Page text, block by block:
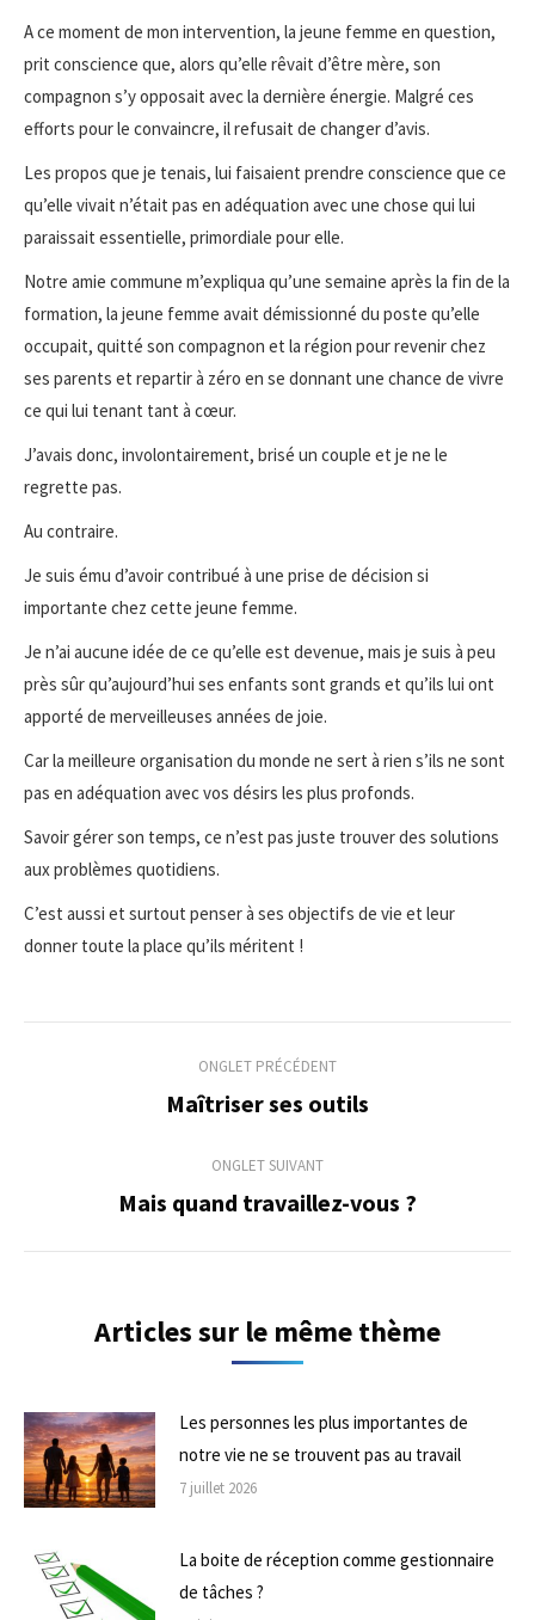
A ce moment de mon intervention, la jeune femme en question,
prit conscience que, alors qu’elle rêvait d’être mère, son
compagnon s’y opposait avec la dernière énergie. Malgré ces
efforts pour le convaincre, il refusait de changer d’avis.
Les propos que je tenais, lui faisaient prendre conscience que ce
qu’elle vivait n’était pas en adéquation avec une chose qui lui
paraissait essentielle, primordiale pour elle.
Notre amie commune m’expliqua qu’une semaine après la fin de la
formation, la jeune femme avait démissionné du poste qu’elle
occupait, quitté son compagnon et la région pour revenir chez
ses parents et repartir à zéro en se donnant une chance de vivre
ce qui lui tenant tant à cœur.
J’avais donc, involontairement, brisé un couple et je ne le
regrette pas.
Au contraire.
Je suis ému d’avoir contribué à une prise de décision si
importante chez cette jeune femme.
Je n’ai aucune idée de ce qu’elle est devenue, mais je suis à peu
près sûr qu’aujourd’hui ses enfants sont grands et qu’ils lui ont
apporté de merveilleuses années de joie.
Car la meilleure organisation du monde ne sert à rien s’ils ne sont
pas en adéquation avec vos désirs les plus profonds.
Savoir gérer son temps, ce n’est pas juste trouver des solutions
aux problèmes quotidiens.
C’est aussi et surtout penser à ses objectifs de vie et leur
donner toute la place qu’ils méritent !
commentaire
ONGLET PRÉCÉDENT
Onglet
Maîtriser ses outils
ONGLET SUIVANT
Onglet
Mais quand travaillez-vous ?
Articles sur le même thème
Les personnes les plus importantes de
notre vie ne se trouvent pas au travail
7 juillet 2026
La boite de réception comme gestionnaire
de tâches ?